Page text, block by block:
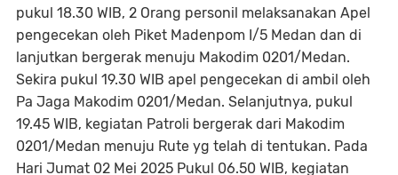
pukul 18.30 WIB, 2 Orang personil melaksanakan Apel
pengecekan oleh Piket Madenpom I/5 Medan dan di
lanjutkan bergerak menuju Makodim 0201/Medan.
Sekira pukul 19.30 WIB apel pengecekan di ambil oleh
Pa Jaga Makodim 0201/Medan. Selanjutnya, pukul
19.45 WIB, kegiatan Patroli bergerak dari Makodim
0201/Medan menuju Rute yg telah di tentukan. Pada
Hari Jumat 02 Mei 2025 Pukul 06.50 WIB, kegiatan